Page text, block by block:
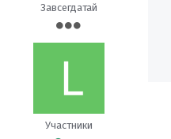
Завсегдатай
Участники